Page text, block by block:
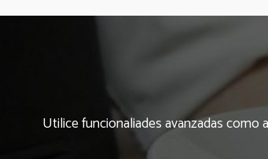
Utilice funcionaliades avanzadas